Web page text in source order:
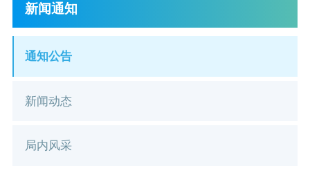
新闻通知
通知公告
新闻动态
局内风采